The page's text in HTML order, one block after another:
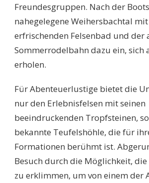
Freundesgruppen. Nach der
nahegelegene Weihersbachtal
erfrischenden Felsenbad und der
Sommerrodelbahn dazu ein, sich
erholen.
Für Abenteuerlustige bietet die
nur den Erlebnisfelsen mit seinen
beeindruckenden Tropfsteinen,
bekannte Teufelshöhle, die für
Formationen berühmt ist.
Besuch durch die Möglichkeit,
zu erklimmen, um von einem der